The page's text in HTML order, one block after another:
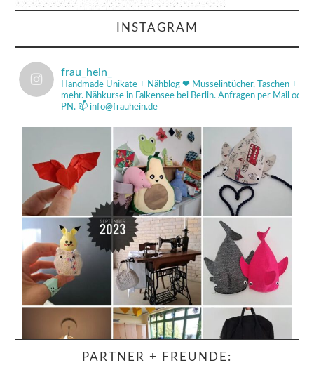
INSTAGRAM
frau_hein_
Handmade Unikate + Nähblog ❤ Musselintücher, Taschen +
mehr. Nähkurse in Falkensee bei Berlin. Anfragen per Mail od
PN. 📫 info@frauhein.de
PARTNER + FREUNDE: